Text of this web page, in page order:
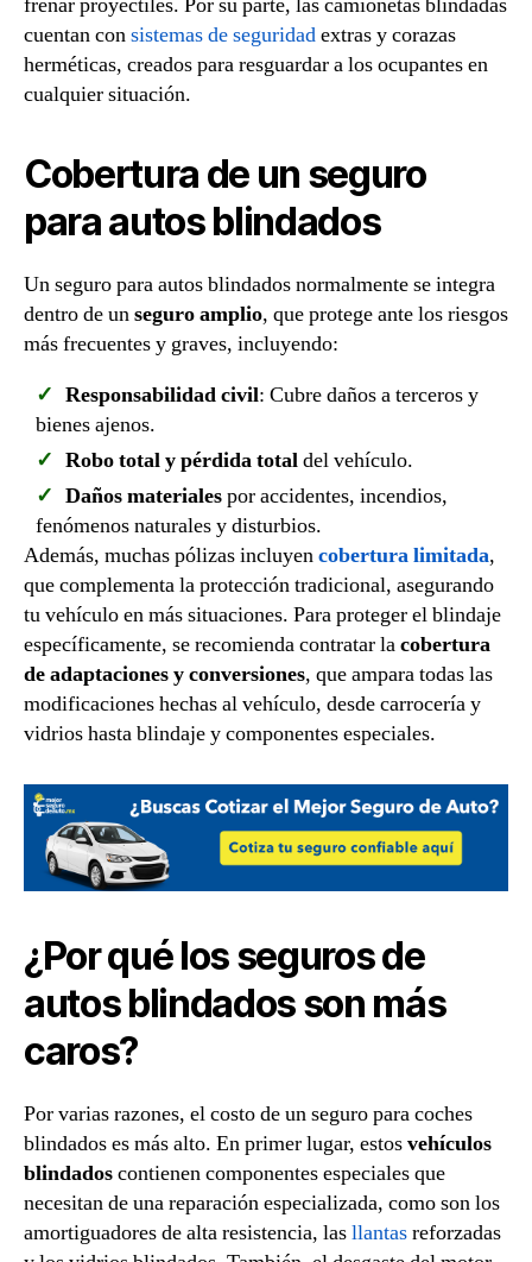
frenar proyectiles. Por su parte, las camionetas blindadas
cuentan consistemas de seguridadextras y corazas
herméticas, creados para resguardar a los ocupantes en
cualquier situación.
Cobertura de un seguro
para autos blindados
Un seguro para autos blindados normalmente se integra
dentro de unseguro amplio, que protege ante los riesgos
más frecuentes y graves, incluyendo:
Responsabilidad civil: Cubre daños a terceros y
bienes ajenos.
Robo total y pérdida totaldel vehículo.
Daños materialespor accidentes, incendios,
fenómenos naturales y disturbios.
Además, muchas pólizas incluyencobertura limitada,
que complementa la protección tradicional, asegurando
tu vehículo en más situaciones. Para proteger el blindaje
específicamente, se recomienda contratar lacobertura
de adaptaciones y conversiones, que ampara todas las
modificaciones hechas al vehículo, desde carrocería y
vidrios hasta blindaje y componentes especiales.
¿Por qué los seguros de
autos blindados son más
caros?
Por varias razones, el costo de un seguro para coches
blindados es más alto. En primer lugar, estosvehículos
blindadoscontienen componentes especiales que
necesitan de una reparación especializada, como son los
amortiguadores de alta resistencia, lasllantasreforzadas